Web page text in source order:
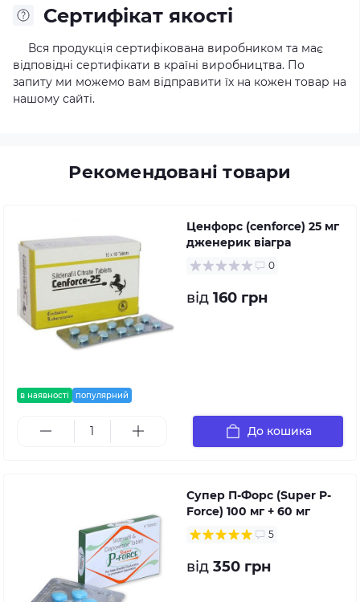
Сертифікат якості
Вся продукція сертифікована виробником та має
відповідні сертифікати в країні виробництва. По
запиту ми можемо вам відправити їх на кожен товар на
нашому сайті.
Рекомендовані товари
в наявності популярний
Ценфорс (cenforce) 25 мг
дженерик віагра
0
від 160 грн
До кошика
Супер П-Форс (Super P-
Force) 100 мг + 60 мг
5
від 350 грн